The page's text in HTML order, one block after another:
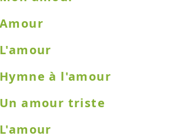
à l'amour
amour triste